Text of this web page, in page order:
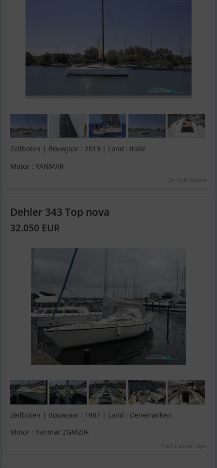
Zeilboten | Bouwjaar : 2019 | Land : Italië
Motor : YANMAR
De Valk Rome
Dehler 343 Top nova
32.050 EUR
Zeilboten | Bouwjaar : 1987 | Land : Denemarken
Motor : Yanmar 2GM20F
Yachtbasen Aps